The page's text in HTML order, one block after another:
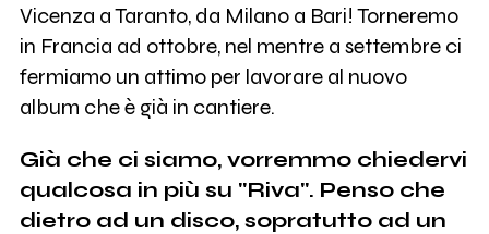
Vicenza a Taranto, da Milano a Bari! Torneremo
in Francia ad ottobre, nel mentre a settembre ci
fermiamo un attimo per lavorare al nuovo
album che è già in cantiere.
Già che ci siamo, vorremmo chiedervi
qualcosa in più su "Riva". Penso che
dietro ad un disco, sopratutto ad un